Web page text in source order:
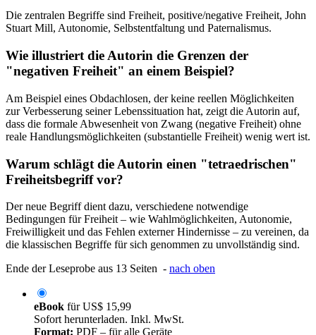
Die zentralen Begriffe sind Freiheit, positive/negative Freiheit, John
Stuart Mill, Autonomie, Selbstentfaltung und Paternalismus.
Wie illustriert die Autorin die Grenzen der
"negativen Freiheit" an einem Beispiel?
Am Beispiel eines Obdachlosen, der keine reellen Möglichkeiten
zur Verbesserung seiner Lebenssituation hat, zeigt die Autorin auf,
dass die formale Abwesenheit von Zwang (negative Freiheit) ohne
reale Handlungsmöglichkeiten (substantielle Freiheit) wenig wert ist.
Warum schlägt die Autorin einen "tetraedrischen"
Freiheitsbegriff vor?
Der neue Begriff dient dazu, verschiedene notwendige
Bedingungen für Freiheit – wie Wahlmöglichkeiten, Autonomie,
Freiwilligkeit und das Fehlen externer Hindernisse – zu vereinen, da
die klassischen Begriffe für sich genommen zu unvollständig sind.
Ende der Leseprobe aus 13 Seiten - nach oben
eBook fürUS$ 15,99
Sofort herunterladen. Inkl. MwSt.
Format: PDF – für alle Geräte